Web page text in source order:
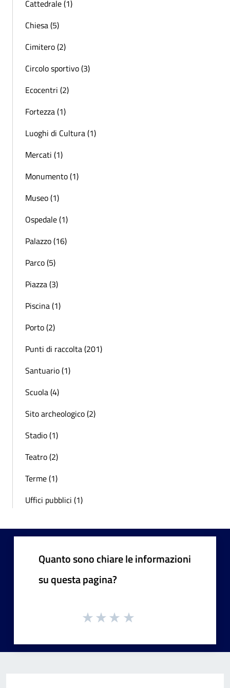
Cattedrale (1)
Chiesa (5)
Cimitero (2)
Circolo sportivo (3)
Ecocentri (2)
Fortezza (1)
Luoghi di Cultura (1)
Mercati (1)
Monumento (1)
Museo (1)
Ospedale (1)
Palazzo (16)
Parco (5)
Piazza (3)
Piscina (1)
Porto (2)
Punti di raccolta (201)
Santuario (1)
Scuola (4)
Sito archeologico (2)
Stadio (1)
Teatro (2)
Terme (1)
Uffici pubblici (1)
Quanto sono chiare le informazioni
su questa pagina?